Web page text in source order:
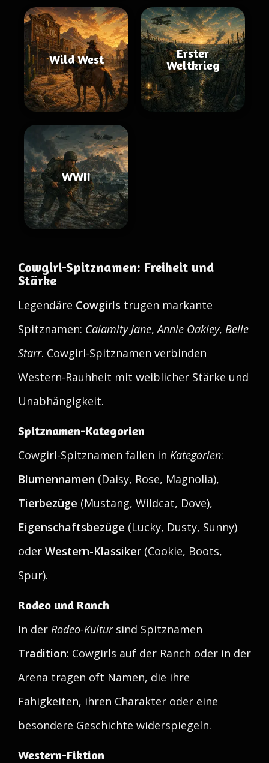
Wild West
Erster
Weltkrieg
WWII
Cowgirl-Spitznamen: Freiheit und
Stärke
Legendäre Cowgirls trugen markante
Spitznamen: Calamity Jane,Annie Oakley, Belle
Starr. Cowgirl-Spitznamen verbinden
Western-Rauhheit mit weiblicher Stärke und
Unabhängigkeit.
Spitznamen-Kategorien
Cowgirl-Spitznamen fallen in Kategorien:
Blumennamen (Daisy, Rose, Magnolia),
Tierbezüge (Mustang, Wildcat, Dove),
Eigenschaftsbezüge (Lucky, Dusty, Sunny)
oder Western-Klassiker (Cookie, Boots,
Spur).
Rodeo und Ranch
In der Rodeo-Kultursind Spitznamen
Tradition: Cowgirls auf der Ranch oder in der
Arena tragen oft Namen, die ihre
Fähigkeiten, ihren Charakter oder eine
besondere Geschichte widerspiegeln.
Western-Fiktion